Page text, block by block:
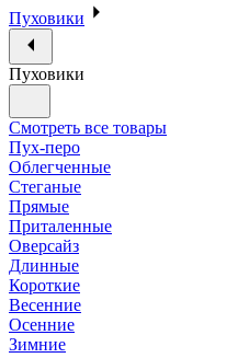
Пуховики
Пуховики
Смотреть все товары
Пух-перо
Облегченные
Стеганые
Прямые
Приталенные
Оверсайз
Длинные
Короткие
Весенние
Осенние
Зимние